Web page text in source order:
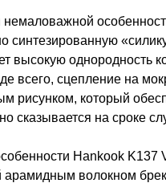
синтезированную
высокую однородность
всего, сцепление на
рисунком, который
сказывается на сроке
Hankook K137
арамидным волокном